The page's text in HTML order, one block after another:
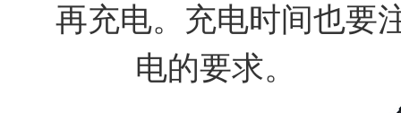
再充电。充电时间也要
电的要求。